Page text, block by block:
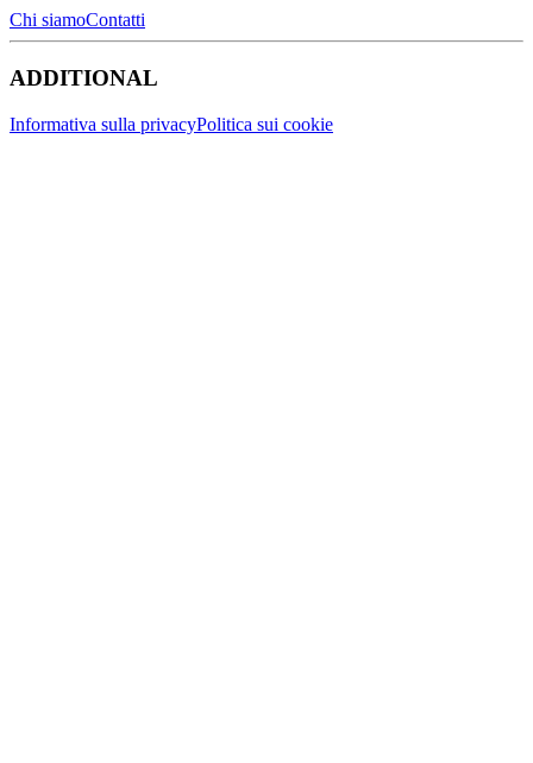
Chi siamoContatti
ADDITIONAL
Informativa sulla privacyPolitica sui cookie